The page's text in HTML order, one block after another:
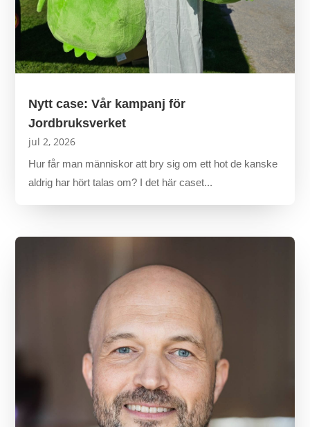
Nytt case: Vår kampanj för
Jordbruksverket
jul 2, 2026
Hur får man människor att bry sig om ett hot de kanske
aldrig har hört talas om? I det här caset...